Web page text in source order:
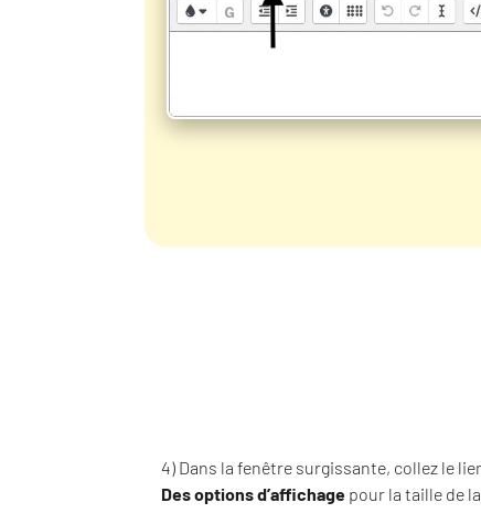
4) Dans la fenêtre surgissante, collez le
Des options d’affichage pour la taille de